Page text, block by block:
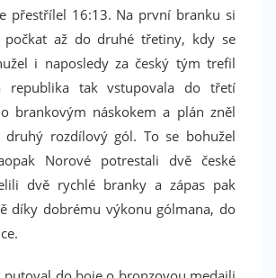
přestřílel 16:13. Na první branku si
počkat až do druhé třetiny, kdy se
i naposledy za český tým trefil
republika tak vstupovala do třetí
brankovým náskokem a plán zněl
druhý rozdílový gól. To se bohužel
Norové potrestali dvě české
dvě rychlé branky a zápas pak
díky dobrému výkonu gólmana, do